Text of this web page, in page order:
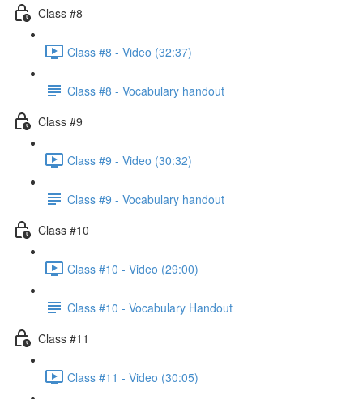
Class #8
Class #8 - Video (32:37)
Class #8 - Vocabulary handout
Class #9
Class #9 - Video (30:32)
Class #9 - Vocabulary handout
Class #10
Class #10 - Video (29:00)
Class #10 - Vocabulary Handout
Class #11
Class #11 - Video (30:05)